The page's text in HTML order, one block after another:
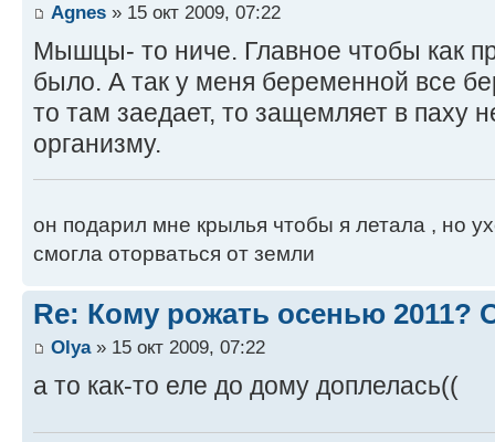
Agnes » 15 окт 2009, 07:22
Мышцы- то ниче. Главное чтобы как
было. А так у меня беременной все
то там заедает, то защемляет в паху
организму.
он подарил мне крылья чтобы я летала , но
смогла оторваться от земли
Re: Кому рожать осенью 2011?
Оlya» 15 окт 2009, 07:22
а то как-то еле до дому доплелась((